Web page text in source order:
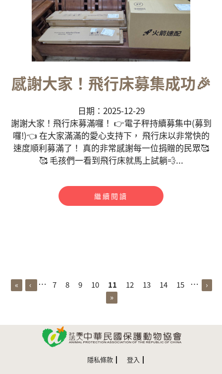
感謝大家！飛行床募集成功🎉
日期：2025-12-29
謝謝大家！飛行床募滿囉！ 👉電子秤持續募集中(募到
囉!)👈 在大家滿滿的愛心支持下， 飛行床以非常快的
速度順利募滿了！ 真的非常感謝每一位捐贈的民眾🥰
🥰 毛孩們一看到飛行床就馬上試躺💨...
繼續閱讀
頁面
« ‹ … 7 8 9 10 11 12 13 14 15 …
›
»
隱私條款 登入